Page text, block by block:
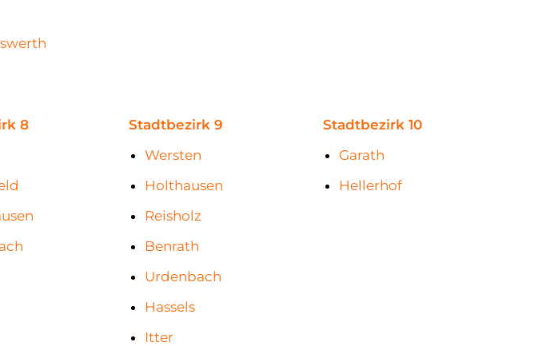
8
Stadtbezirk 9
Wersten
Holthausen
Reisholz
Benrath
Urdenbach
Hassels
Itter
Stadtbezirk 10
Garath
Hellerhof